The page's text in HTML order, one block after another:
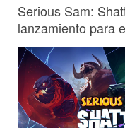
Serious Sam:
lanzamiento para